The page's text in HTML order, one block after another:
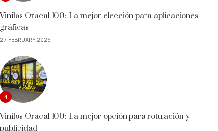
Vinilos Oracal 100: La mejor elección para aplicaciones
gráficas
27 FEBRUARY 2025
4
Vinilos Oracal 100: La mejor opción para rotulación y
publicidad